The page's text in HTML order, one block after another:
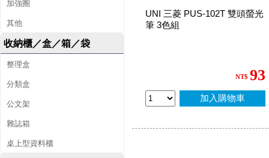
加強圈
其他
收納櫃／盒／箱／袋
整理盒
分類盒
公文架
雜誌箱
桌上型資料櫃
UNI 三菱 PUS-102T 雙頭螢光
筆 3色組
NT$ 93
加入購物車